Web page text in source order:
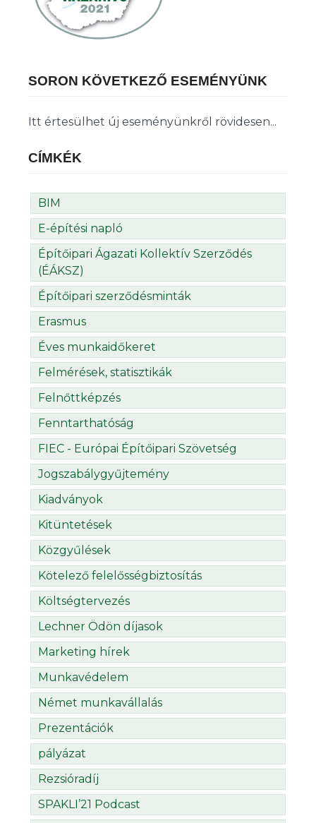
SORON KÖVETKEZŐ ESEMÉNYÜNK
Itt értesülhet új eseményünkről rövidesen...
CÍMKÉK
BIM
E-építési napló
Építőipari Ágazati Kollektív Szerződés
(ÉÁKSZ)
Építőipari szerződésminták
Erasmus
Éves munkaidőkeret
Felmérések, statisztikák
Felnőttképzés
Fenntarthatóság
FIEC - Európai Építőipari Szövetség
Jogszabálygyűjtemény
Kiadványok
Kitüntetések
Közgyűlések
Kötelező felelősségbiztosítás
Költségtervezés
Lechner Ödön díjasok
Marketing hírek
Munkavédelem
Német munkavállalás
Prezentációk
pályázat
Rezsióradíj
SPAKLI’21 Podcast